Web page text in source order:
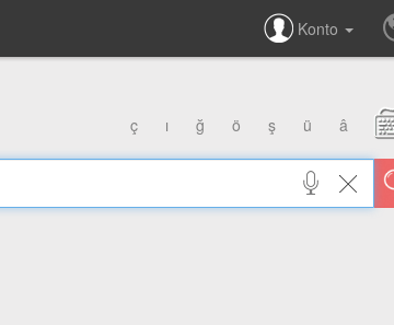
Konto
ç ı ğ ö ş ü â